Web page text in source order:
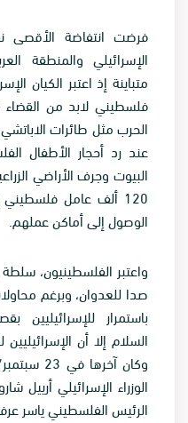
فرضت انتفاضة
الإسرائيلي والمنطقة
متباينة إذ اعتبر الكيان
فلسطيني لابد من
عند رد أحجار الأطفال
البيوت وجرف الأراضي
120 ألف عامل
الوصول إلى أماكن عملهم.
واعتبر الفلسطينيون،
صدا للعدوان، وبرغم
باستمرار
السلام إلا أن
الوزراء الإسرائيلي أرييل
الرئيس الفلسطيني ياسر